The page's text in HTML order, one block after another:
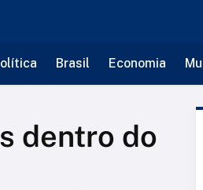
Brasil Economia
dentro do